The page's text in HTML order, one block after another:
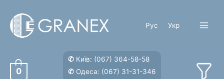
содержимому
Рус Укр
0
✆ Київ: (067) 364-58-58
✆ Одеса: (067) 31-31-346